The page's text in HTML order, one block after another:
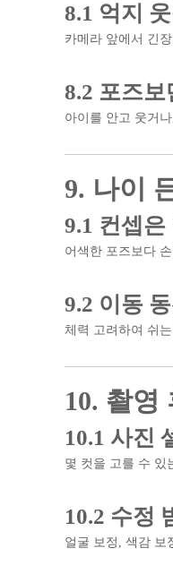
8.1 억지
카메라 앞에서 긴
8.2 포즈
아이를 안고 웃거
9. 나이
9.1 컨셉은
어색한 포즈보다
9.2 이동
체력 고려하여 쉬
10. 촬영
10.1 사진
몇 컷을 고를 수 있
10.2 수정
얼굴 보정, 색감 보